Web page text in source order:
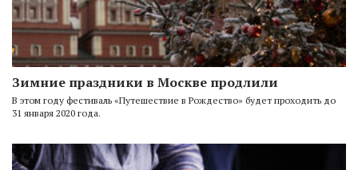
Зимние праздники в Москве продлили
В этом году фестиваль «Путешествие в Рождество» будет проходить до
31 января 2020 года.